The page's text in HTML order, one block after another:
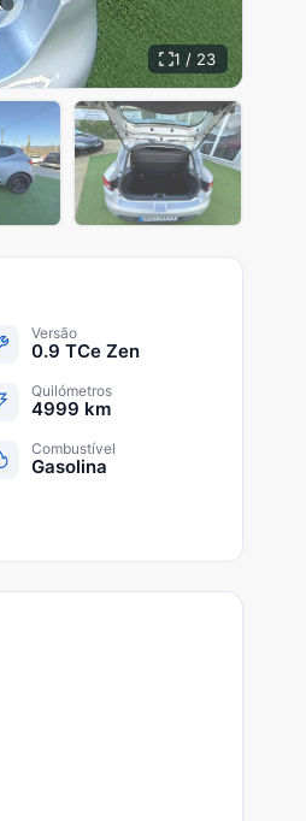
1 / 23
Versão
0.9 TCe Zen
Quilómetros
4999 km
Combustível
Gasolina